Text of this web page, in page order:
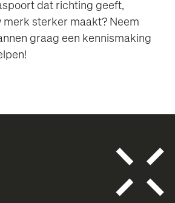
dat richting geeft,
merk sterker maakt? Neem
graag een kennismaking